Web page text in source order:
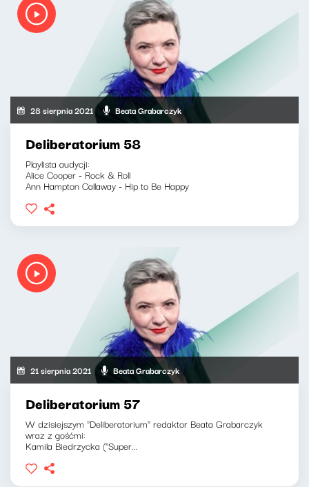
28 sierpnia 2021 Beata Grabarczyk
Deliberatorium 58
Playlista audycji:
Alice Cooper - Rock & Roll
Ann Hampton Callaway - Hip to Be Happy
21 sierpnia 2021 Beata Grabarczyk
Deliberatorium 57
W dzisiejszym "Deliberatorium" redaktor Beata Grabarczyk
wraz z gośćmi:
Kamila Biedrzycka ("Super...